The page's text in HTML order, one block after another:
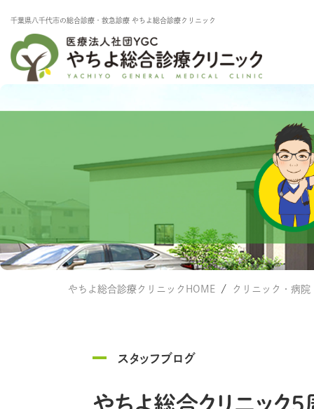
千葉県⼋千代市の総合診療・救急診療 やちよ総合診療クリニック
やちよ総合診療クリニックHOME クリニック・病院
スタッフブログ
やちよ総合クリニック